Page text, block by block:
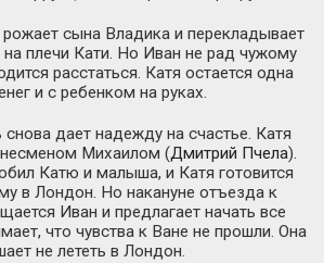
рожает сына Владика и перекладывает
плечи Кати. Но Иван не рад чужому
расстаться. Катя остается одна
и с ребенком на руках.
дает надежду на счастье. Катя
Михаилом (Дмитрий Пчела).
Катю и малыша, и Катя готовится
в Лондон. Но накануне отъезда к
Иван и предлагает начать все
что чувства к Ване не прошли. Она
не лететь в Лондон.